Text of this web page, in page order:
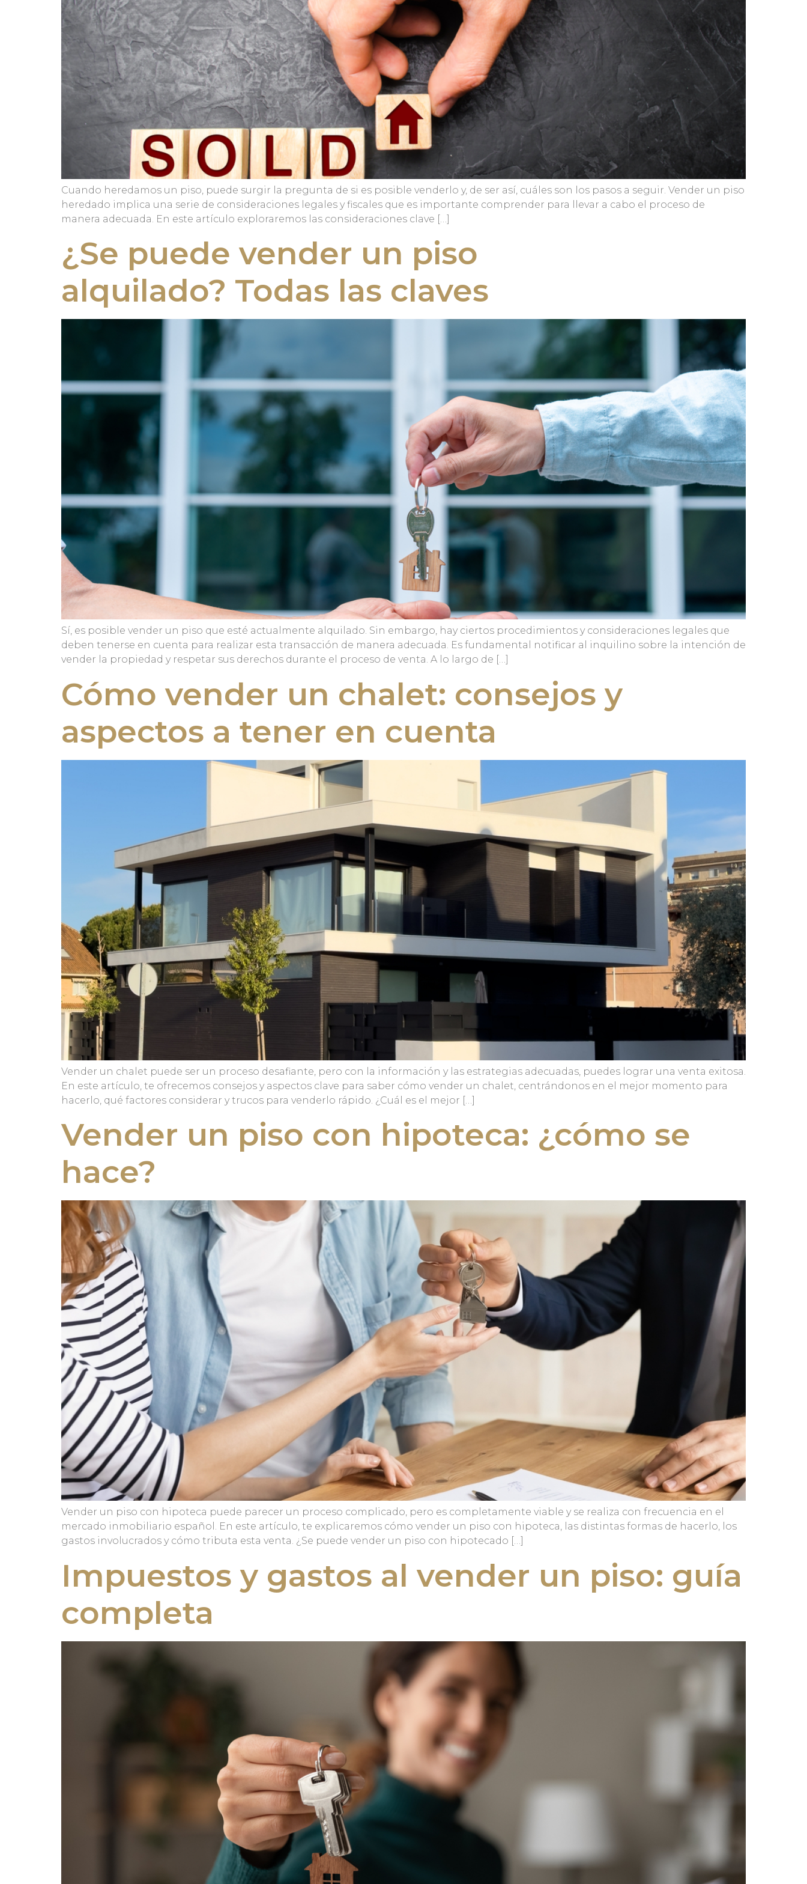
Cuando heredamos un piso, puede surgir la pregunta de si es posible venderlo y, de ser así, cuáles son los pasos a seguir. Vender un piso
heredado implica una serie de consideraciones legales y fiscales que es importante comprender para llevar a cabo el proceso de
manera adecuada. En este artículo exploraremos las consideraciones clave […]
¿Se puede vender un piso
alquilado? Todas las claves
Sí, es posible vender un piso que esté actualmente alquilado. Sin embargo, hay ciertos procedimientos y consideraciones legales que
deben tenerse en cuenta para realizar esta transacción de manera adecuada. Es fundamental notificar al inquilino sobre la intención de
vender la propiedad y respetar sus derechos durante el proceso de venta. A lo largo de […]
Cómo vender un chalet: consejos y
aspectos a tener en cuenta
Vender un chalet puede ser un proceso desafiante, pero con la información y las estrategias adecuadas, puedes lograr una venta exitosa.
En este artículo, te ofrecemos consejos y aspectos clave para saber cómo vender un chalet, centrándonos en el mejor momento para
hacerlo, qué factores considerar y trucos para venderlo rápido. ¿Cuál es el mejor […]
Vender un piso con hipoteca: ¿cómo se
hace?
Vender un piso con hipoteca puede parecer un proceso complicado, pero es completamente viable y se realiza con frecuencia en el
mercado inmobiliario español. En este artículo, te explicaremos cómo vender un piso con hipoteca, las distintas formas de hacerlo, los
gastos involucrados y cómo tributa esta venta. ¿Se puede vender un piso con hipotecado […]
Impuestos y gastos al vender un piso: guía
completa